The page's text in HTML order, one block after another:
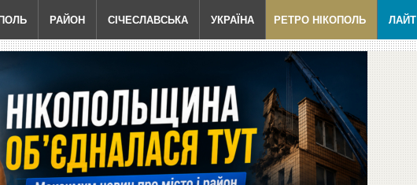
РАЙОН СІЧЕСЛАВСЬКА УКРАЇНА РЕТРО НІКОПОЛЬ ЛАЙТ